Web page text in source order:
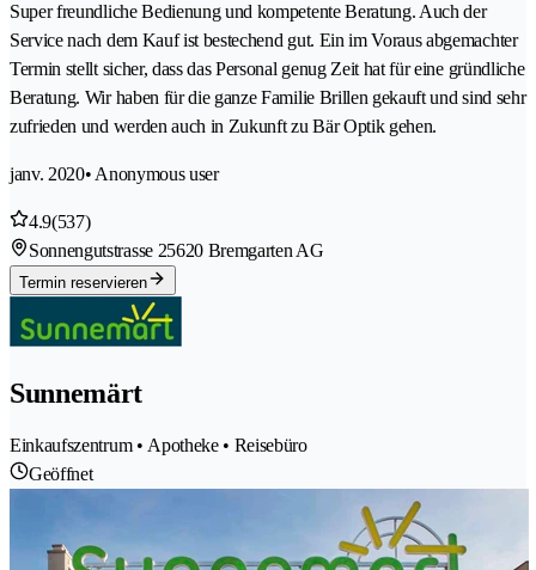
Super freundliche Bedienung und kompetente Beratung. Auch der
Service nach dem Kauf ist bestechend gut. Ein im Voraus abgemachter
Termin stellt sicher, dass das Personal genug Zeit hat für eine gründliche
Beratung. Wir haben für die ganze Familie Brillen gekauft und sind sehr
zufrieden und werden auch in Zukunft zu Bär Optik gehen.
janv. 2020• Anonymous user
4.9(537)
Sonnengutstrasse 25620 Bremgarten AG
Termin reservieren
Sunnemärt
Einkaufszentrum • Apotheke • Reisebüro
Geöffnet